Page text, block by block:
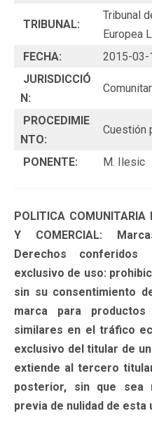
TRIBUNAL:
Tribunal
Europea
FECHA:
2015-03-
JURISDICCIÓ
N:
PROCEDIMIE
NTO:
Cuestión
PONENTE: M. Ilesic
POLITICA COMUNITARIA
Y COMERCIAL:
Derechos
exclusivo de uso:
sin su consentimiento
marca para
similares en el tráfico
exclusivo del titular de
extiende al tercero
posterior, sin que sea
previa de nulidad de esta